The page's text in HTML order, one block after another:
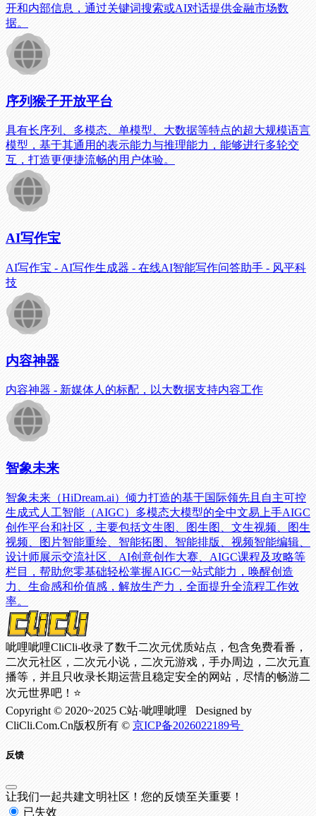
开和内部信息，通过关键词搜索或AI对话提供金融市场数
据。
序列猴子开放平台
具有长序列、多模态、单模型、大数据等特点的超大规模语言
模型，基于其通用的表示能力与推理能力，能够进行多轮交
互，打造更便捷流畅的用户体验。
AI写作宝
AI写作宝 - AI写作生成器 - 在线AI智能写作问答助手 - 风平科
技
内容神器
内容神器 - 新媒体人的标配，以大数据支持内容工作
智象未来
智象未来（HiDream.ai）倾力打造的基于国际领先且自主可控
生成式人工智能（AIGC）多模态大模型的全中文易上手AIGC
创作平台和社区，主要包括文生图、图生图、文生视频、图生
视频、图片智能重绘、智能拓图、智能排版、视频智能编辑、
设计师展示交流社区、AI创意创作大赛、AIGC课程及攻略等
栏目，帮助您零基础轻松掌握AIGC一站式能力，唤醒创造
力、生命感和价值感，解放生产力，全面提升全流程工作效
率。
呲哩呲哩CliCli-收录了数千二次元优质站点，包含免费看番，
二次元社区，二次元小说，二次元游戏，手办周边，二次元直
播等，并且只收录长期运营且稳定安全的网站，尽情的畅游二
次元世界吧！⭐
Copyright © 2020~2025 C站·呲哩呲哩 Designed by
CliCli.Com.Cn版权所有 © 京ICP备2026022189号
反馈
让我们一起共建文明社区！您的反馈至关重要！
已失效